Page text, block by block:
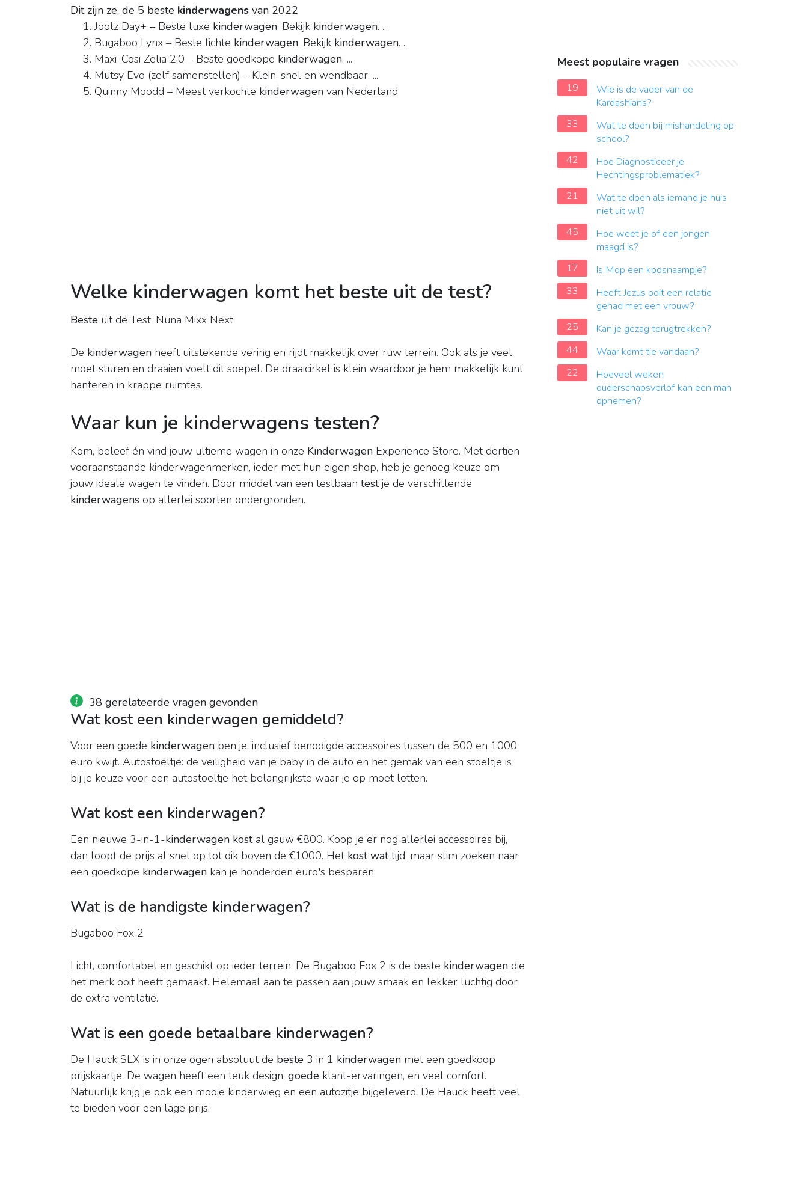
Dit zijn ze, de 5 beste kinderwagens van 2022
Joolz Day+ – Beste luxe kinderwagen. Bekijk kinderwagen. ...
Bugaboo Lynx – Beste lichte kinderwagen. Bekijk kinderwagen. ...
Maxi-Cosi Zelia 2.0 – Beste goedkope kinderwagen. ...
Mutsy Evo (zelf samenstellen) – Klein, snel en wendbaar. ...
Quinny Moodd – Meest verkochte kinderwagen van Nederland.
Welke kinderwagen komt het beste uit de test?
Beste uit de Test: Nuna Mixx Next
De kinderwagen heeft uitstekende vering en rijdt makkelijk over ruw terrein. Ook als je veel
moet sturen en draaien voelt dit soepel. De draaicirkel is klein waardoor je hem makkelijk kunt
hanteren in krappe ruimtes.
Waar kun je kinderwagens testen?
Kom, beleef én vind jouw ultieme wagen in onze Kinderwagen Experience Store. Met dertien
vooraanstaande kinderwagenmerken, ieder met hun eigen shop, heb je genoeg keuze om
jouw ideale wagen te vinden. Door middel van een testbaan testje de verschillende
kinderwagens op allerlei soorten ondergronden.
38 gerelateerde vragen gevonden
Wat kost een kinderwagen gemiddeld?
Voor een goede kinderwagen ben je, inclusief benodigde accessoires tussen de 500 en 1000
euro kwijt. Autostoeltje: de veiligheid van je baby in de auto en het gemak van een stoeltje is
bij je keuze voor een autostoeltje het belangrijkste waar je op moet letten.
Wat kost een kinderwagen?
Een nieuwe 3-in-1-kinderwagen kostal gauw €800. Koop je er nog allerlei accessoires bij,
dan loopt de prijs al snel op tot dik boven de €1000. Het kost wattijd, maar slim zoeken naar
een goedkope kinderwagen kan je honderden euro's besparen.
Wat is de handigste kinderwagen?
Bugaboo Fox 2
Licht, comfortabel en geschikt op ieder terrein. De Bugaboo Fox 2 is de beste kinderwagen die
het merk ooit heeft gemaakt. Helemaal aan te passen aan jouw smaak en lekker luchtig door
de extra ventilatie.
Wat is een goede betaalbare kinderwagen?
De Hauck SLX is in onze ogen absoluut de beste 3 in 1 kinderwagen met een goedkoop
prijskaartje. De wagen heeft een leuk design, goede klant-ervaringen, en veel comfort.
Natuurlijk krijg je ook een mooie kinderwieg en een autozitje bijgeleverd. De Hauck heeft veel
te bieden voor een lage prijs.
Meest populaire vragen
19
Wie is de vader van de
Kardashians?
33
Wat te doen bij mishandeling op
school?
42
Hoe Diagnosticeer je
Hechtingsproblematiek?
21
Wat te doen als iemand je huis
niet uit wil?
45
Hoe weet je of een jongen
maagd is?
17
Is Mop een koosnaampje?
33
Heeft Jezus ooit een relatie
gehad met een vrouw?
25
Kan je gezag terugtrekken?
44
Waar komt tie vandaan?
22
Hoeveel weken
ouderschapsverlof kan een man
opnemen?